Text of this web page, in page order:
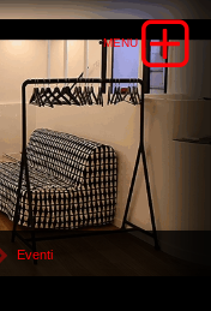
Eventi